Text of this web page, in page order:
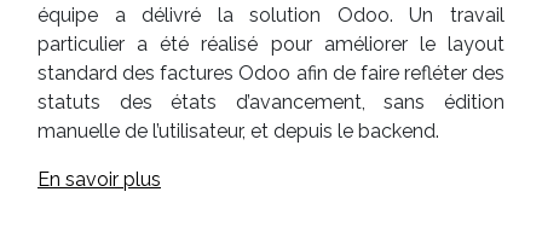
équipe a délivré la solution Odoo. Un travail
particulier a été réalisé pour améliorer le layout
standard des factures Odoo afin de faire refléter des
statuts des états d’avancement, sans édition
manuelle de l’utilisateur, et depuis le backend.
En savoir plus